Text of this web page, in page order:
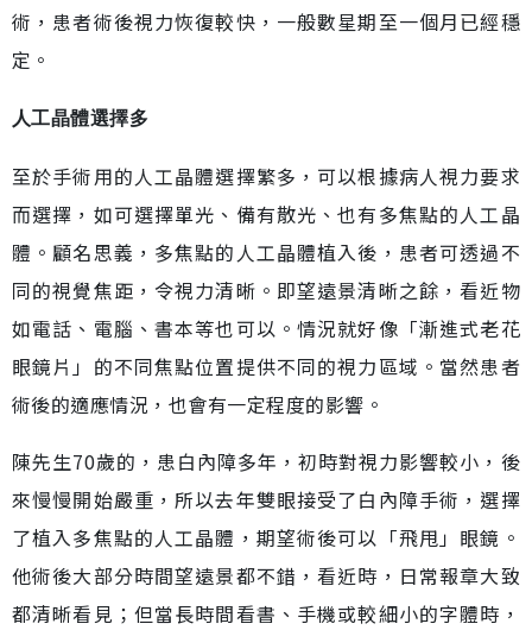
術，患者術後視力恢復較快，一般數星期至一個月已經穩
定。
人工晶體選擇多
至於手術用的人工晶體選擇繁多，可以根據病人視力要求
而選擇，如可選擇單光、備有散光、也有多焦點的人工晶
體。顧名思義，多焦點的人工晶體植入後，患者可透過不
同的視覺焦距，令視力清晰。即望遠景清晰之餘，看近物
如電話、電腦、書本等也可以。情況就好像「漸進式老花
眼鏡片」的不同焦點位置提供不同的視力區域。當然患者
術後的適應情況，也會有一定程度的影響。
陳先生70歲的，患白內障多年，初時對視力影響較小，後
來慢慢開始嚴重，所以去年雙眼接受了白內障手術，選擇
了植入多焦點的人工晶體，期望術後可以「飛甩」眼鏡。
他術後大部分時間望遠景都不錯，看近時，日常報章大致
都清晰看見；但當長時間看書、手機或較細小的字體時，